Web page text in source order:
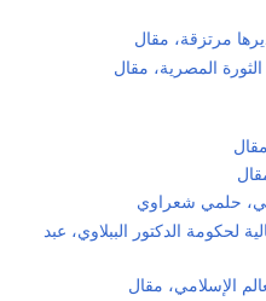
مرتزقة، مقال
المصرية، مقال
حلمي شعراوي
لحكومة الدكتور الببلاوي، عبد
الإسلامي، مقال